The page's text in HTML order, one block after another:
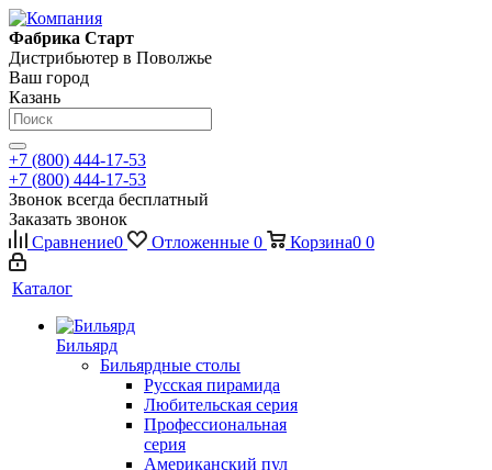
Фабрика Старт
Дистрибьютер в Поволжье
Ваш город
Казань
+7 (800) 444-17-53
+7 (800) 444-17-53
Звонок всегда бесплатный
Заказать звонок
Сравнение0 Отложенные 0 Корзина0 0
Каталог
Бильярд
Бильярдные столы
Русская пирамида
Любительская серия
Профессиональная
серия
Американский пул